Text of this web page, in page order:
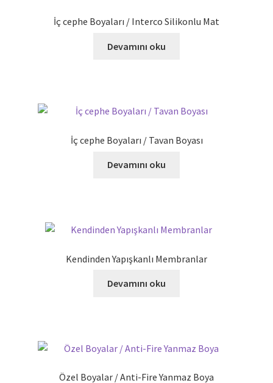
İç cephe Boyaları / Interco Silikonlu Mat
Devamını oku
İç cephe Boyaları / Tavan Boyası
Devamını oku
Kendinden Yapışkanlı Membranlar
Devamını oku
Özel Boyalar / Anti-Fire Yanmaz Boya